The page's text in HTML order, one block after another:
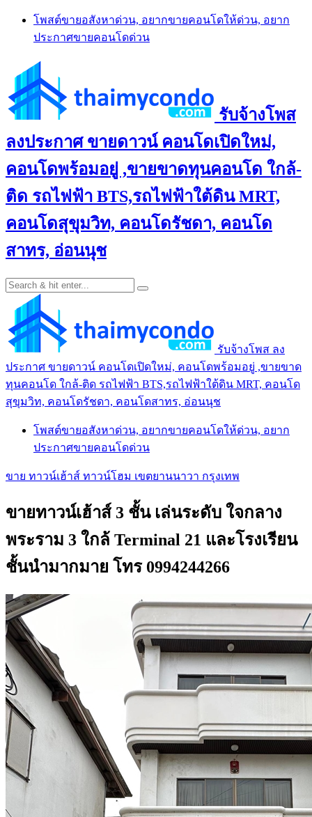
Skip
content
โพสต์ขายอสังหาด่วน, อยากขายคอนโดให้ด่วน, อยาก
ประกาศขายคอนโดด่วน
รับจ้างโพส
ลงประกาศ ขายดาวน์ คอนโดเปิดใหม่,
คอนโดพร้อมอยู่ ,ขายขาดทุนคอนโด ใกล้-
ติด รถไฟฟ้า BTS,รถไฟฟ้าใต้ดิน MRT,
คอนโดสุขุมวิท, คอนโดรัชดา, คอนโด
สาทร, อ่อนนุช
รับจ้างโพส ลง
ประกาศ ขายดาวน์ คอนโดเปิดใหม่, คอนโดพร้อมอยู่ ,ขายขาด
ทุนคอนโด ใกล้-ติด รถไฟฟ้า BTS,รถไฟฟ้าใต้ดิน MRT, คอนโด
สุขุมวิท, คอนโดรัชดา, คอนโดสาทร, อ่อนนุช
โพสต์ขายอสังหาด่วน, อยากขายคอนโดให้ด่วน, อยาก
ประกาศขายคอนโดด่วน
ขาย ทาวน์เฮ้าส์ ทาวน์โฮม เขตยานนาวา กรุงเทพ
ขายทาวน์เฮ้าส์ 3 ชั้น เล่นระดับ ใจกลาง
พระราม 3 ใกล้ Terminal 21 และโรงเรียน
ชั้นนำมากมาย โทร 0994244266